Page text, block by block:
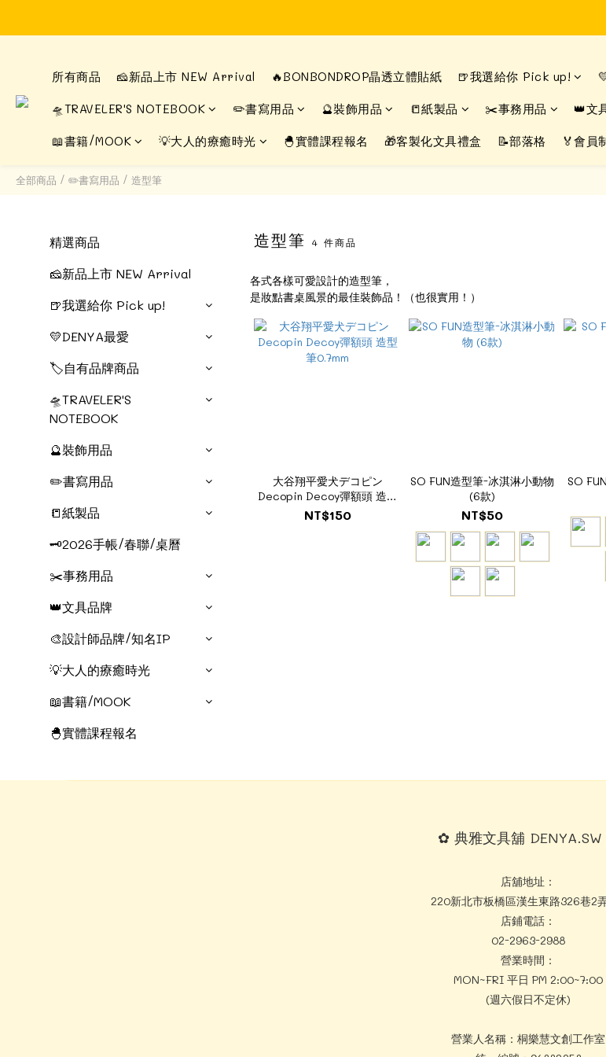
所有商品 🧀新品上市 NEW Arrival 🔥BONBONDROP晶透立體貼紙 🍺我選給你 Pick up!
🛸TRAVELER'S NOTEBOOK ✏️書寫用品 🔮裝飾用品 📒紙製品 ✂️事務用品 👑文
📖書籍/MOOK 💡大人的療癒時光 🐣實體課程報名 🎁客製化文具禮盒 📝部落格 🏅會員
全部商品 / ✏️書寫用品 / 造型筆
精選商品
🧀新品上市 NEW Arrival
🍺我選給你 Pick up!
💛DENYA最愛
🏷️自有品牌商品
🛸TRAVELER'S
NOTEBOOK
🔮裝飾用品
✏️書寫用品
📒紙製品
🗝️2026手帳/春聯/桌曆
✂️事務用品
👑文具品牌
🎨設計師品牌/知名IP
💡大人的療癒時光
📖書籍/MOOK
🐣實體課程報名
造型筆4 件商品
各式各樣可愛設計的造型筆，
是妝點書桌風景的最佳裝飾品！（也很實用！）
大谷翔平愛犬デコピン
Decopin Decoy彈額頭 造型
筆0.7mm
NT$150
SO FUN造型筆-冰淇淋小動物
(6款)
NT$50
SO
✿ 典雅文具舖
店舖地址：
220新北市板橋區漢生東路326巷2
店鋪電話：
02-2963-2988
營業時間：
MON~FRI 平日 PM 2:00~7:00
(週六假日不定休)
營業人名稱：桐樂慧文創工作室